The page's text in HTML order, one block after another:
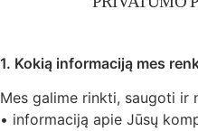
1. Kokią informaciją mes
Mes galime rinkti, saugoti ir
• informaciją apie Jūsų